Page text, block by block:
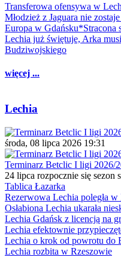
Transferowa ofensywa w
Młodzież z Jaguara nie
Europa w Gdańsku*Stracona
Lechia już świętuje, Arka
Budziwojskiego
więcej ...
Lechia
środa, 08 lipca 2026 19:31
Terminarz Betclic I ligi 2026/
24 lipca rozpocznie się
Tablica Łazarka
Rezerwowa Lechia poległa
Osłabiona Lechia ukarała
Lechia Gdańsk z licencją na
Lechia efektownie
Lechia o krok od powrotu do
Lechia rozbita w Rzeszowie